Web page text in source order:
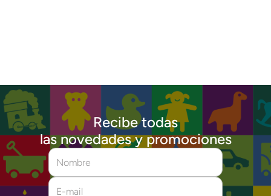
Recibe todas
las novedades y promociones